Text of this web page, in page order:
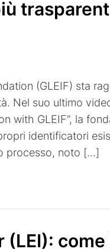
(GLEIF) sta
Nel suo ultimo
with GLEIF”, la
identificatori
processo, noto […]